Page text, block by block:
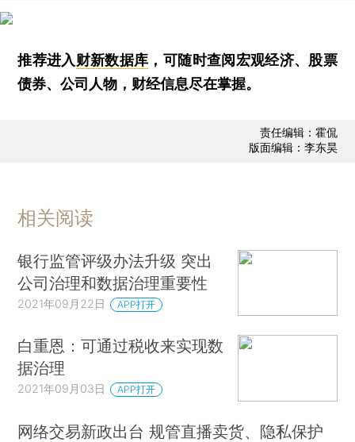
推荐进入财新数据库 ，可随时查阅宏观经济、股票
债券、公司人物，财经信息尽在掌握。
责任编辑：霍侃
版面编辑：李东昊
相关阅读
银行监管评级办法升级 突出
公司治理和数据治理重要性
2021年09月22日 APP打开
白重恩：可通过税收来实现数
据治理
2021年09月03日 APP打开
网络交易新政出台 规管直播卖货、隐私保护